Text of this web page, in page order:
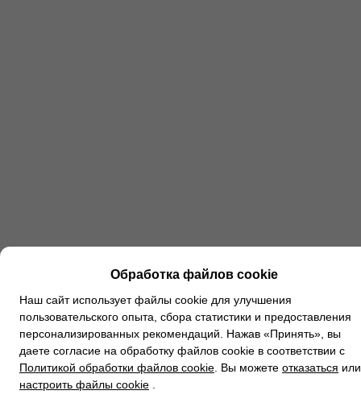
Обработка файлов cookie
Наш сайт использует файлы cookie для улучшения
пользовательского опыта, сбора статистики и предоставления
персонализированных рекомендаций. Нажав «Принять», вы
даете согласие на обработку файлов cookie в соответствии с
Политикой обработки файлов cookie . Вы можете отказаться или
настроить файлы cookie